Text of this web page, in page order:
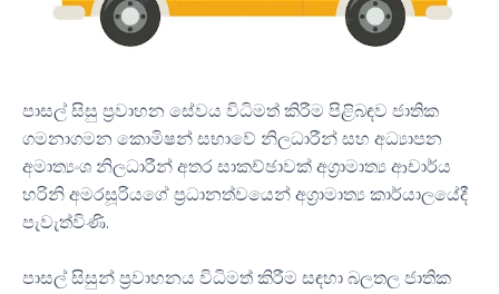
පාසල් සිසු ප්‍රවාහන සේවය විධිමත් කිරීම පිළිබඳව ජාතික
ගමනාගමන කොමිෂන් සභාවේ නිලධාරීන් සහ අධ්‍යාපන
අමාත්‍යංශ⁣ නිලධාරීන් අතර සාකච්ඡාවක් අග්‍රාමාත්‍ය ආචාර්ය
හරිනි අමරසූරියගේ ප්‍රධානත්වයෙන් අග්‍රාමාත්‍ය කාර්යාලයේදී
පැවැත්විණි.
පාසල් සිසුන් ප්‍රවාහනය විධිමත් කිරීම සඳහා බලතල ජාතික